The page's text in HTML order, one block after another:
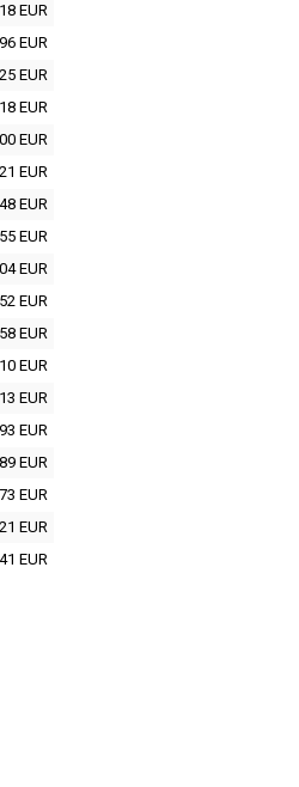
EUR
EUR
EUR
EUR
EUR
EUR
EUR
EUR
EUR
EUR
EUR
EUR
EUR
EUR
EUR
EUR
EUR
EUR